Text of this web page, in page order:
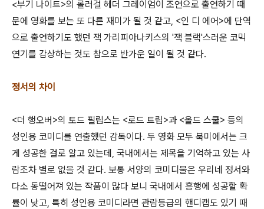
<부기 나이트>의 롤러걸 헤더 그레이엄이 조연으로 출연하기 때
문에 영화를 보는 또 다른 재미가 될 것 같고, <인 디 에어>에 단역
으로 출연하기도 했던 잭 가리피아나키스의 '잭 블랙'스러운 코믹
연기를 감상하는 것도 참으로 반가운 일이 될 것 같다.
정서의 차이
<더 행오버>의 토드 필립스는 <로드 트립>과 <올드 스쿨> 등의
성인용 코미디를 연출했던 감독이다. 두 영화 모두 북미에서는 크
게 성공한 걸로 알고 있는데, 국내에서는 제목을 기억하고 있는 사
람조차 별로 없을 것 같다. 보통 서양의 코미디물은 우리네 정서와
다소 동떨어져 있는 작품이 많다 보니 국내에서 흥행에 성공할 확
률이 낮고, 특히 성인용 코미디라면 관람등급의 핸디캡도 있기 때